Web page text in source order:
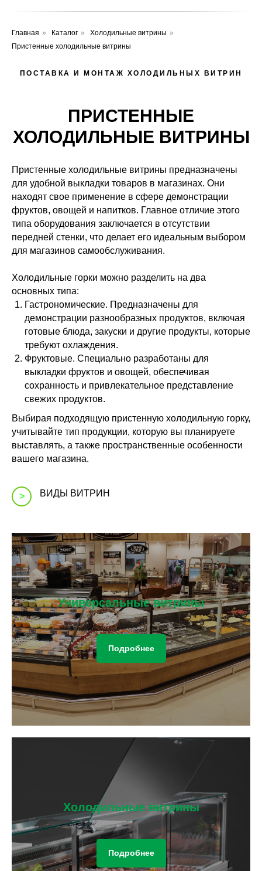
Главная » Каталог » Холодильные витрины »
Пристенные холодильные витрины
ПОСТАВКА И МОНТАЖ ХОЛОДИЛЬНЫХ ВИТРИН
ПРИСТЕННЫЕ
ХОЛОДИЛЬНЫЕ ВИТРИНЫ
Пристенные холодильные витрины предназначены
для удобной выкладки товаров в магазинах. Они
находят свое применение в сфере демонстрации
фруктов, овощей и напитков. Главное отличие этого
типа оборудования заключается в отсутствии
передней стенки, что делает его идеальным выбором
для магазинов самообслуживания.
Холодильные горки можно разделить на два
основных типа:
Гастрономические. Предназначены для
демонстрации разнообразных продуктов, включая
готовые блюда, закуски и другие продукты, которые
требуют охлаждения.
Фруктовые. Специально разработаны для
выкладки фруктов и овощей, обеспечивая
сохранность и привлекательное представление
свежих продуктов.
Выбирая подходящую пристенную холодильную горку,
учитывайте тип продукции, которую вы планируете
выставлять, а также пространственные особенности
вашего магазина.
> ВИДЫ ВИТРИН
Универсальные витрины
Подробнее
Холодильные витрины
Подробнее